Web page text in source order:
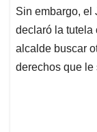
Sin embargo, el
declaró la tutela
alcalde buscar
derechos que le